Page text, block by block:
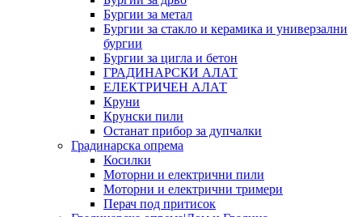
Бургии за метал
Бургии за стакло и керамика и универзални
бургии
Бургии за цигла и бетон
ГРАДИНАРСКИ АЛАТ
ЕЛЕКТРИЧЕН АЛАТ
Круни
Крунски пили
Останат прибор за дупчалки
Градинарска опрема
Косилки
Моторни и електрични пили
Моторни и електрични тримери
Перач под притисок